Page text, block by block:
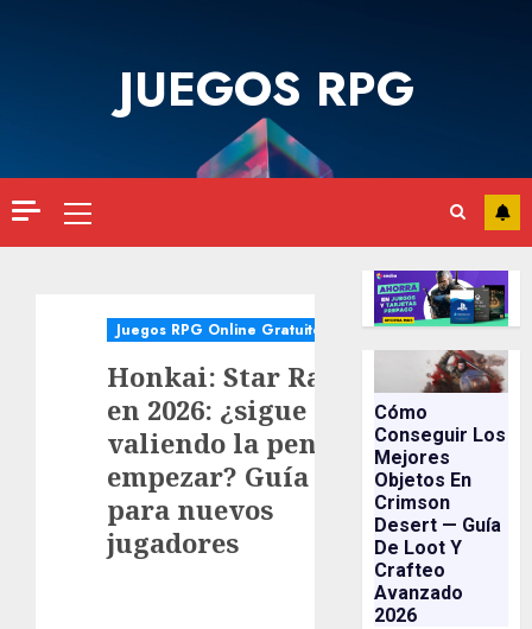
JUEGOS RPG
Menú
principal
Juegos RPG Online Gratuitos
Honkai: Star Rail
en 2026: ¿sigue
valiendo la pena
empezar? Guía
para nuevos
jugadores
Cómo
Conseguir Los
Mejores
Objetos En
Crimson
Desert — Guía
De Loot Y
Crafteo
Avanzado
2026